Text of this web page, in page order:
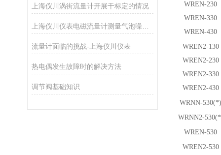
上海仪川涡街流量计开展干标定的情况
流量计面临的挑战-上海仪川仪表
热电偶发生故障时的解决方法
调节阀基础知识
WREN-230
WREN-330
WREN-430
WREN2-130
WREN2-230
WREN2-330
WREN2-430
WRNN-530(*)
WRNN2-
WREN-530
WREN2-530